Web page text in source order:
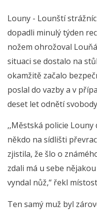
Louny - Lounští
dopadli minulý týden
nožem ohrožoval
situaci se dostalo na
okamžitě začalo
poslal do vazby a v
deset let odnětí
,,Městská policie
někdo na sídlišti
zjistila, že šlo o
zdali má u sebe
vyndal nůž,“ řekl
Ten samý muž byl